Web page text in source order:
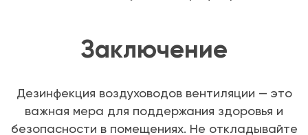
Заключение
Дезинфекция воздуховодов вентиляции — это
важная мера для поддержания здоровья и
безопасности в помещениях. Не откладывайте